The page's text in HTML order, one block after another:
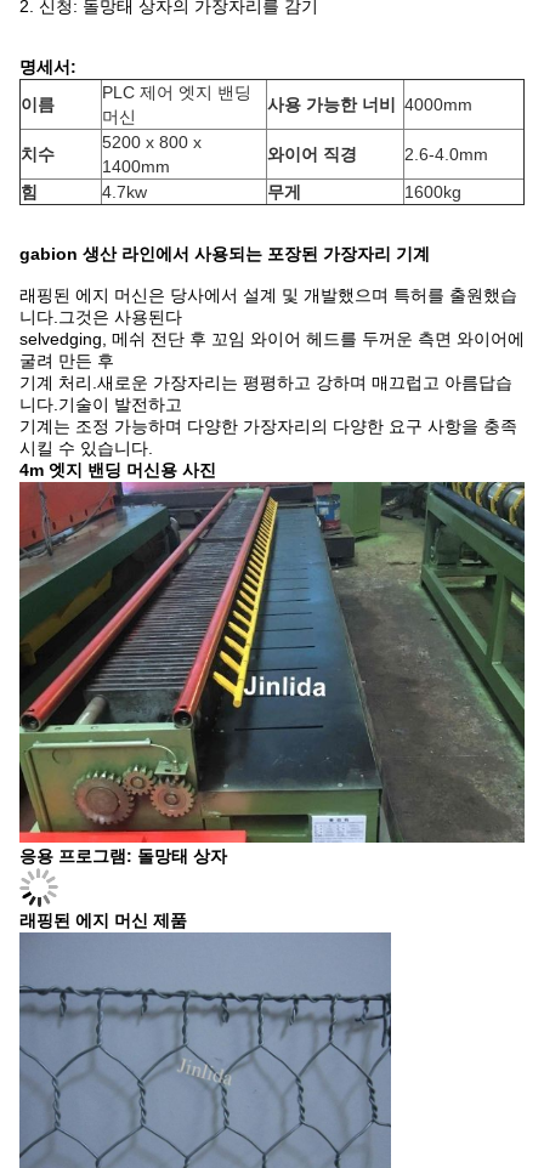
2. 신청: 돌망태 상자의 가장자리를 감기
명세서:
이름
PLC 제어 엣지 밴딩
머신
사용 가능한 너비 4000mm
치수
5200 x 800 x
1400mm
와이어 직경
2.6-4.0mm
힘
4.7kw 무게 1600kg
gabion 생산 라인에서 사용되는 포장된 가장자리 기계
래핑된 에지 머신은 당사에서 설계 및 개발했으며 특허를 출원했습
니다.그것은 사용된다
selvedging, 메쉬 전단 후 꼬임 와이어 헤드를 두꺼운 측면 와이어에
굴려 만든 후
기계 처리.새로운 가장자리는 평평하고 강하며 매끄럽고 아름답습
니다.기술이 발전하고
기계는 조정 가능하며 다양한 가장자리의 다양한 요구 사항을 충족
시킬 수 있습니다.
4m 엣지 밴딩 머신용 사진
응용 프로그램: 돌망태 상자
래핑된 에지 머신 제품